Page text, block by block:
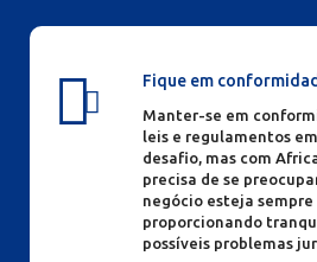
Fique em
Manter-se em
leis e regulamentos
desafio, mas com
precisa de se
negócio esteja
proporcionando
possíveis problemas